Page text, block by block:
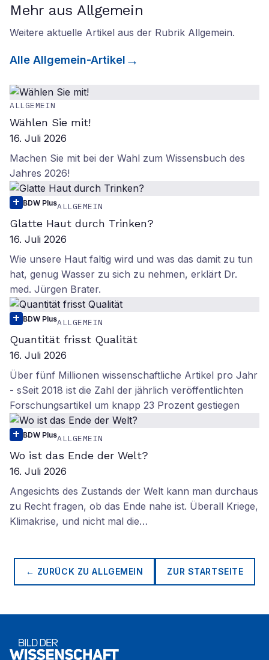
Mehr aus Allgemein
Weitere aktuelle Artikel aus der Rubrik Allgemein.
Alle Allgemein-Artikel
ALLGEMEIN
Wählen Sie mit!
16. Juli 2026
Machen Sie mit bei der Wahl zum Wissensbuch des
Jahres 2026!
BDW PlusALLGEMEIN
Glatte Haut durch Trinken?
16. Juli 2026
Wie unsere Haut faltig wird und was das damit zu tun
hat, genug Wasser zu sich zu nehmen, erklärt Dr.
med. Jürgen Brater.
BDW PlusALLGEMEIN
Quantität frisst Qualität
16. Juli 2026
Über fünf Millionen wissenschaftliche Artikel pro Jahr
- sSeit 2018 ist die Zahl der jährlich veröffentlichten
Forschungsartikel um knapp 23 Prozent gestiegen
BDW PlusALLGEMEIN
Wo ist das Ende der Welt?
16. Juli 2026
Angesichts des Zustands der Welt kann man durchaus
zu Recht fragen, ob das Ende nahe ist. Überall Kriege,
Klimakrise, und nicht mal die…
← ZURÜCK ZUALLGEMEIN ZUR STARTSEITE